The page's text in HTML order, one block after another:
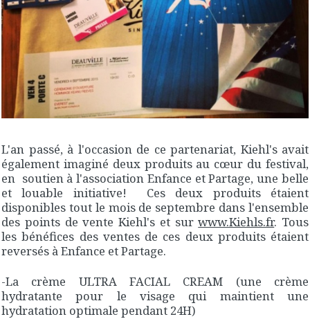
L'an passé, à l'occasion de ce partenariat, Kiehl's avait
également imaginé deux produits au cœur du festival,
en soutien à l'association Enfance et Partage, une belle
et louable initiative! Ces deux produits étaient
disponibles tout le mois de septembre dans l'ensemble
des points de vente Kiehl's et surwww.Kiehls.fr. Tous
les bénéfices des ventes de ces deux produits étaient
reversés à Enfance et Partage.
-La crème ULTRA FACIAL CREAM (une crème
hydratante pour le visage qui maintient une
hydratation optimale pendant 24H)